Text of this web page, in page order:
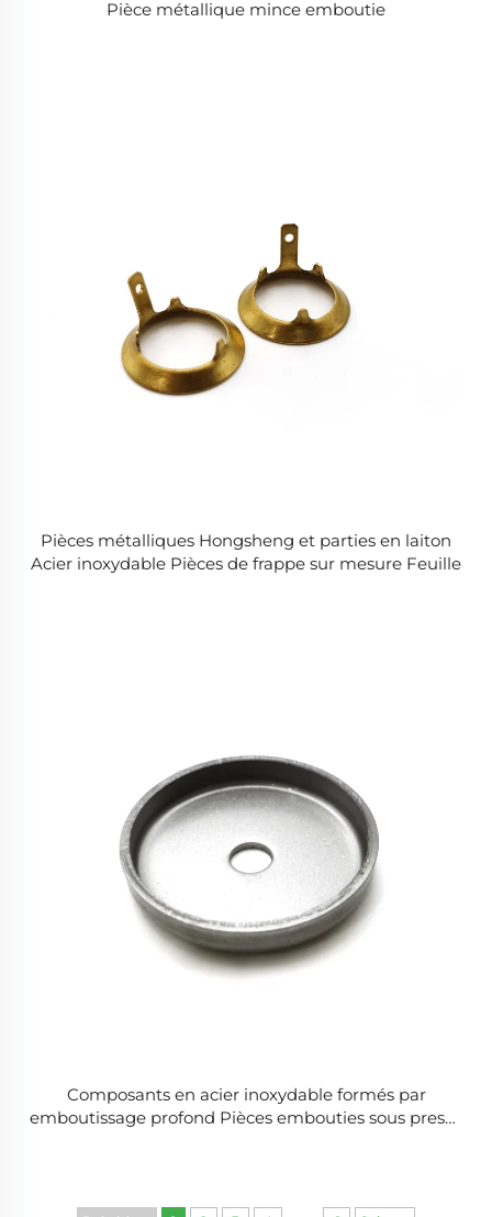
Pièce métallique mince emboutie
Pièces métalliques Hongsheng et parties en laiton
Acier inoxydable Pièces de frappe sur mesure Feuille
Composants en acier inoxydable formés par
emboutissage profond Pièces embouties sous presse